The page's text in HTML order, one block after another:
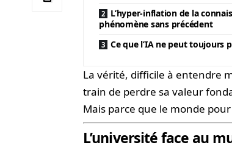
L’hyper-inflation de la
phénomène sans précédent
Ce que l’IA ne peut toujours
La vérité, difficile à entendre
train de perdre sa valeur
Mais parce que le monde
L’université face au